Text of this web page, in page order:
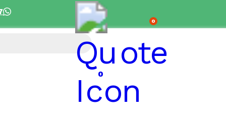
Despacho 5 días
0
0